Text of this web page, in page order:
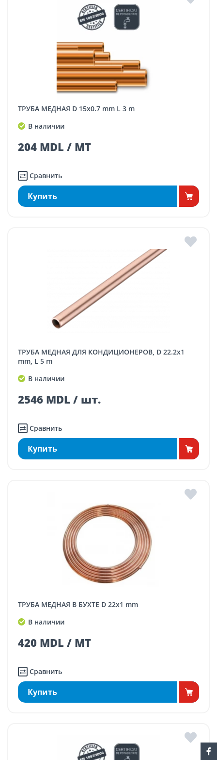
ТРУБА МЕДНАЯ D 15x0.7 mm L 3 m
В наличии
204 MDL / MT
Сравнить
Купить
ТРУБА МЕДНАЯ ДЛЯ КОНДИЦИОНЕРОВ, D 22.2x1
mm, L 5 m
В наличии
2546 MDL / шт.
Сравнить
Купить
ТРУБА МЕДНАЯ В БУХТЕ D 22x1 mm
В наличии
420 MDL / MT
Сравнить
Купить